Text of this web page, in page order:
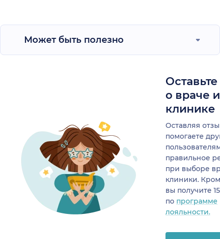
Может быть полезно
о враче
клинике
Оставляя
помогаете
правильное
при выборе
клиники.
вы получите
по программе
лояльности.